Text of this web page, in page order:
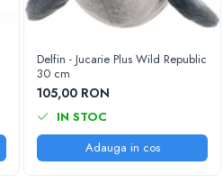
Delfin - Jucarie Plus Wild Republic
30 cm
105,00 RON
IN STOC
Adauga in cos